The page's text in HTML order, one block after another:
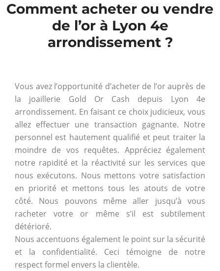
Comment acheter ou vendre
de l’or à Lyon 4e
arrondissement ?
Vous avez l’opportunité d’acheter de l’or auprès de
la joaillerie Gold Or Cash depuis Lyon 4e
arrondissement. En faisant ce choix judicieux, vous
allez effectuer une transaction gagnante. Notre
personnel est hautement qualifié et peut traiter la
moindre de vos requêtes. Appréciez également
notre rapidité et la réactivité sur les services que
nous exécutons. Nous mettons votre satisfaction
en priorité et mettons tous les atouts de votre
côté. Nous pouvons même aller jusqu’à vous
racheter votre or même s’il est subtilement
détérioré.
Nous accentuons également le point sur la sécurité
et la confidentialité. Ceci témoigne de notre
respect formel envers la clientèle.